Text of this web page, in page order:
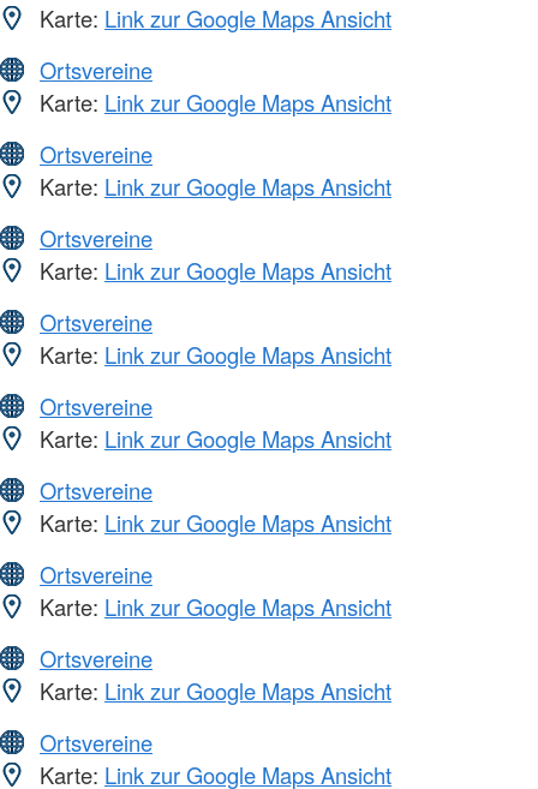
Karte: Link zur Google Maps Ansicht
Ortsvereine
Karte: Link zur Google Maps Ansicht
Ortsvereine
Karte: Link zur Google Maps Ansicht
Ortsvereine
Karte: Link zur Google Maps Ansicht
Ortsvereine
Karte: Link zur Google Maps Ansicht
Ortsvereine
Karte: Link zur Google Maps Ansicht
Ortsvereine
Karte: Link zur Google Maps Ansicht
Ortsvereine
Karte: Link zur Google Maps Ansicht
Ortsvereine
Karte: Link zur Google Maps Ansicht
Ortsvereine
Karte: Link zur Google Maps Ansicht